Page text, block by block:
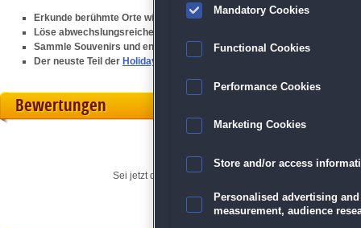
Erkunde berühmte Orte wie Amsterdam und Keukenhof
Löse abwechslungsreiche Rätsel und Wimmelbild-Aufgaben
Sammle Souvenirs und entdecke versteckte Geheimnisse
Der neuste Teil der Holiday in Europe
Bewertungen
Sei jetzt der Erste, der seine persönliche Meinung für
Mandatory Cookies
Functional Cookies
Performance Cookies
Marketing Cookies
Store and/or access
Personalised advertising
measurement, audience